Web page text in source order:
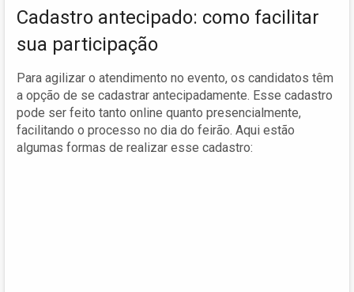
Cadastro antecipado: como facilitar
sua participação
Para agilizar o atendimento no evento, os candidatos têm
a opção de se cadastrar antecipadamente. Esse cadastro
pode ser feito tanto online quanto presencialmente,
facilitando o processo no dia do feirão. Aqui estão
algumas formas de realizar esse cadastro: